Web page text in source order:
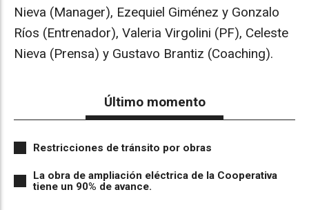
Nieva (Manager), Ezequiel Giménez y Gonzalo
Ríos (Entrenador), Valeria Virgolini (PF), Celeste
Nieva (Prensa) y Gustavo Brantiz (Coaching).
Último momento
Restricciones de tránsito por obras
La obra de ampliación eléctrica de la Cooperativa
tiene un 90% de avance.